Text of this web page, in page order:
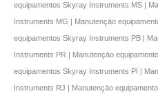
equipamentos Skyray Instruments MS |
Instruments MG | Manutençāo
equipamentos Skyray Instruments PB |
Instruments PR | Manutençāo
equipamentos Skyray Instruments PI |
Instruments RJ | Manutençāo